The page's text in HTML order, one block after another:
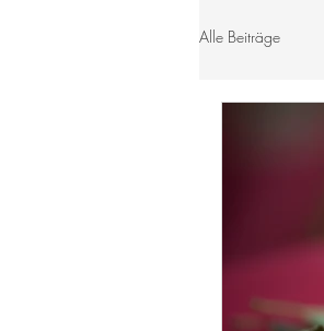
Alle Beiträge
Herzenslieder